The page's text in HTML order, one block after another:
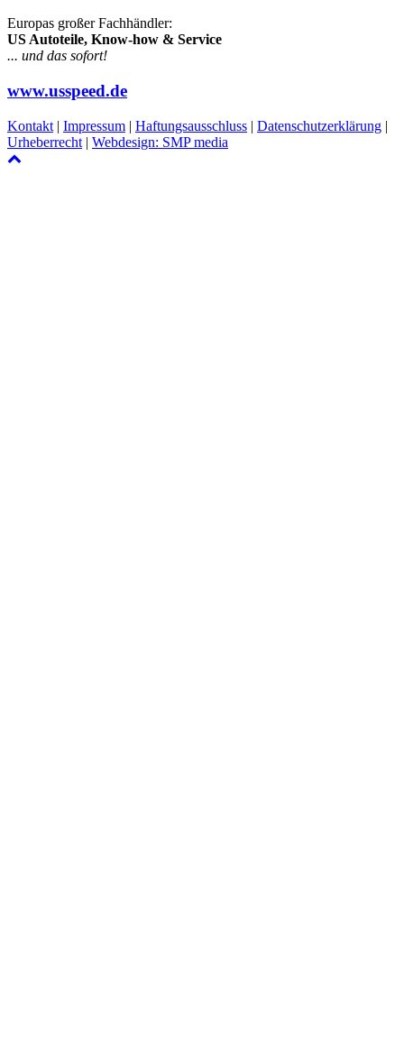
Europas großer Fachhändler:
US Autoteile, Know-how & Service
... und das sofort!
www.usspeed.de
Kontakt | Impressum | Haftungsausschluss | Datenschutzerklärung |
Urheberrecht | Webdesign: SMP media